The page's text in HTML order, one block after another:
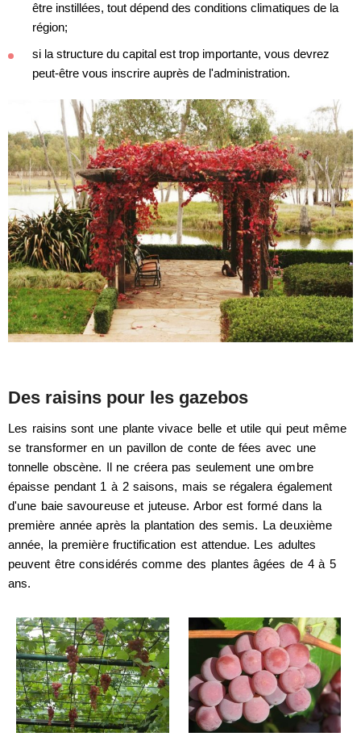
être instillées, tout dépend des conditions climatiques de la
région;
si la structure du capital est trop importante, vous devrez
peut-être vous inscrire auprès de l'administration.
Des raisins pour les gazebos
Les raisins sont une plante vivace belle et utile qui peut même
se transformer en un pavillon de conte de fées avec une
tonnelle obscène. Il ne créera pas seulement une ombre
épaisse pendant 1 à 2 saisons, mais se régalera également
d'une baie savoureuse et juteuse. Arbor est formé dans la
première année après la plantation des semis. La deuxième
année, la première fructification est attendue. Les adultes
peuvent être considérés comme des plantes âgées de 4 à 5
ans.